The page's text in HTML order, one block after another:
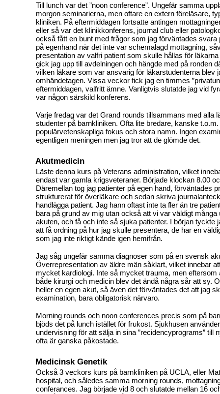
Till lunch var det ”noon conference”. Ungefär samma
morgon seminarierna, men oftare en extern föreläsare,
kliniken. På eftermiddagen fortsatte antingen
eller så var det klinikkonferens, journal club eller
också fått en bunt med frågor som jag förväntades svara
på egenhand när det inte var schemalagd mottagning,
presentation av valfri patient som skulle hållas för
gick jag upp till avdelningen och hängde med på ronden
vilken läkare som var ansvarig för läkarstudenterna blev
omhändetagen. Vissa veckor fick jag en timmes
eftermiddagen, valfritt ämne. Vanligtvis slutatde jag vid
var någon särskild konferens.
Varje fredag var det Grand rounds tillsammans med alla
studenter på barnkliniken. Ofta lite bredare, kanske t.o.m.
populärvetenskapliga fokus och stora namn. Ingen
egentligen meningen men jag tror att de glömde det.
Akutmedicin
Läste denna kurs på Veterans administration, vilket
endast var gamla krigsveteraner. Började klockan 8.00
Däremellan tog jag patienter på egen hand, förväntades
strukturerat för överläkare och sedan skriva
handlägga patient. Jag hann oftast inte ta fler än tre
bara på grund av mig utan också att vi var väldigt många
akuten, och få och inte så sjuka patienter. I början tyckte
att få ordning på hur jag skulle presentera, de har en
som jag inte riktigt kände igen hemifrån.
Jag såg ungefär samma diagnoser som på en svensk
Överrepresentation av äldre män såklart, vilket innebar
mycket kardiologi. Inte så mycket trauma, men eftersom
både kirurgi och medicin blev det ändå några sår att sy.
heller en egen akut, så även det förväntades det att jag
examination, bara obligatorisk närvaro.
Morning rounds och noon conferences precis som på
bjöds det på lunch istället för frukost. Sjukhusen
undervisning för att sälja in sina ”recidencyprograms” till
ofta är ganska påkostade.
Medicinsk Genetik
Också 3 veckors kurs på barnkliniken på UCLA, eller
hospital, och således samma morning rounds,
conferances. Jag började vid 8 och slutatde mellan 16